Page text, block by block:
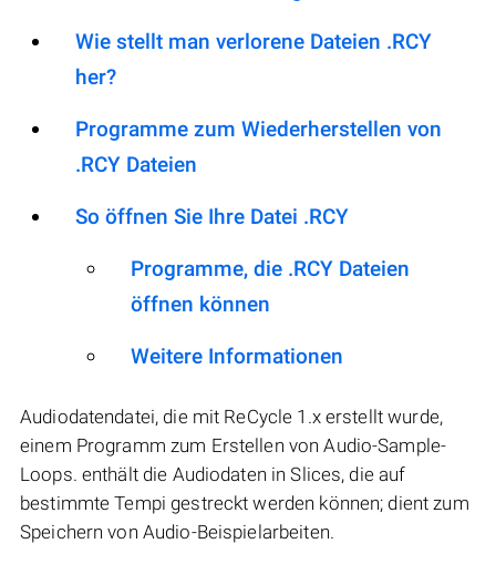
Wie stellt man verlorene Dateien .RCY
her?
Programme zum Wiederherstellen von
.RCY Dateien
So öffnen Sie Ihre Datei .RCY
Programme, die .RCY Dateien
öffnen können
Weitere Informationen
Audiodatendatei, die mit ReCycle 1.x erstellt wurde,
einem Programm zum Erstellen von Audio-Sample-
Loops. enthält die Audiodaten in Slices, die auf
bestimmte Tempi gestreckt werden können; dient zum
Speichern von Audio-Beispielarbeiten.